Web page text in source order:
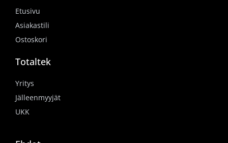
Etusivu
Asiakastili
Ostoskori
Totaltek
Yritys
Jälleenmyyjät
UKK